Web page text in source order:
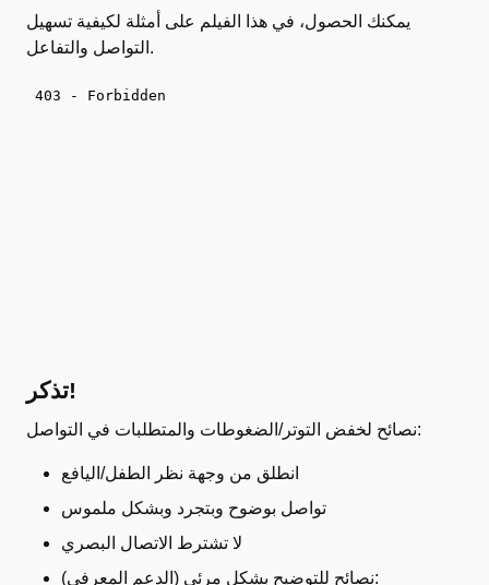
يمكنك الحصول، في هذا الفيلم على أمثلة لكيفية تسهيل
التواصل والتفاعل.
تذكر!
نصائح لخفض التوتر/الضغوطات والمتطلبات في التواصل:
انطلق من وجهة نظر الطفل/اليافع
تواصل بوضوح وبتجرد وبشكل ملموس
لا تشترط الاتصال البصري
نصائح للتوضيح بشكل مرئي (الدعم المعرفي):